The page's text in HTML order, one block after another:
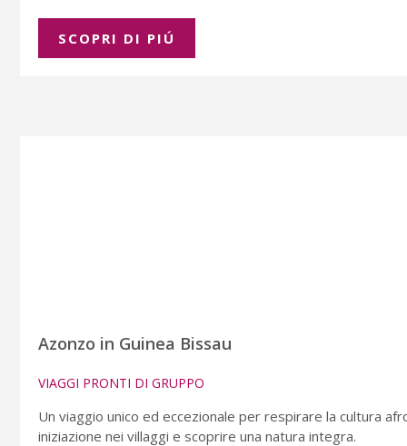
SCOPRI DI PIÚ
Azonzo in Guinea Bissau
VIAGGI PRONTI DI GRUPPO
Un viaggio unico ed eccezionale per respirare la cultura
iniziazione nei villaggi e scoprire una natura integra.